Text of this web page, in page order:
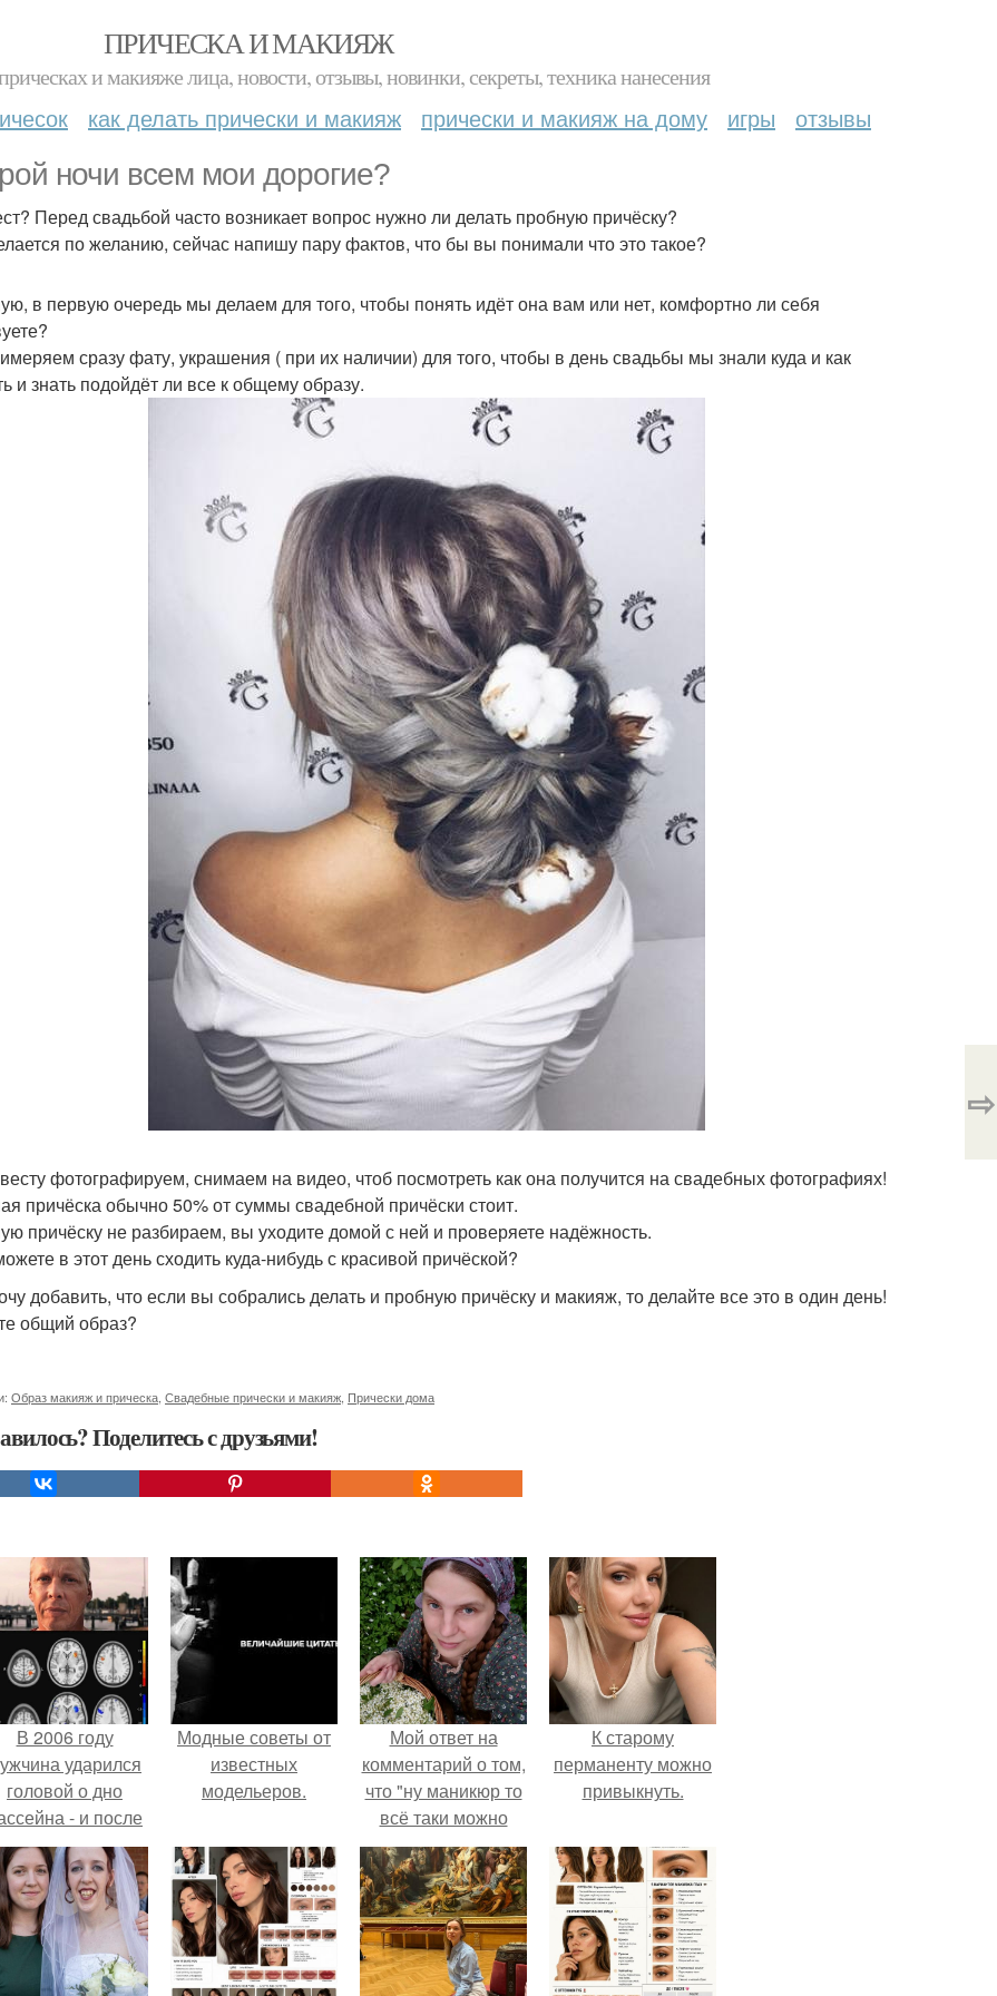
ПРИЧЕСКА И МАКИЯЖ
и макияже лица, новости, отзывы, новинки, секреты, техника нанесения
как делать прически и макияж прически и макияж на дому игры отзывы
ночи всем мои дорогие?
Перед свадьбой часто возникает вопрос нужно ли делать пробную причёску?
по желанию, сейчас напишу пару фактов, что бы вы понимали что это такое?
в первую очередь мы делаем для того, чтобы понять идёт она вам или нет, комфортно ли себя
сразу фату, украшения ( при их наличии) для того, чтобы в день свадьбы мы знали куда и как
и знать подойдёт ли все к общему образу.
фотографируем, снимаем на видео, чтоб посмотреть как она получится на свадебных фотографиях!
причёска обычно 50% от суммы свадебной причёски стоит.
причёску не разбираем, вы уходите домой с ней и проверяете надёжность.
в этот день сходить куда-нибудь с красивой причёской?
добавить, что если вы собрались делать и пробную причёску и макияж, то делайте все это в один день!
общий образ?
Образ макияж и прическа Свадебные прически и макияж Прически дома
Поделитесь с друзьями!
⇨
В 2006 году
ударился
головой о дно
- и после
этого его жизнь
самым
образом.
Модные советы от
известных
модельеров.
Мой ответ на
комментарий о том,
что "ну маникюр то
всё таки можно
было бы сделать.
К старому
перманенту можно
привыкнуть.